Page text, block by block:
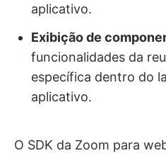
aplicativo.
Exibição de
funcionalidades da
específica dentro do
aplicativo.
O SDK da Zoom para